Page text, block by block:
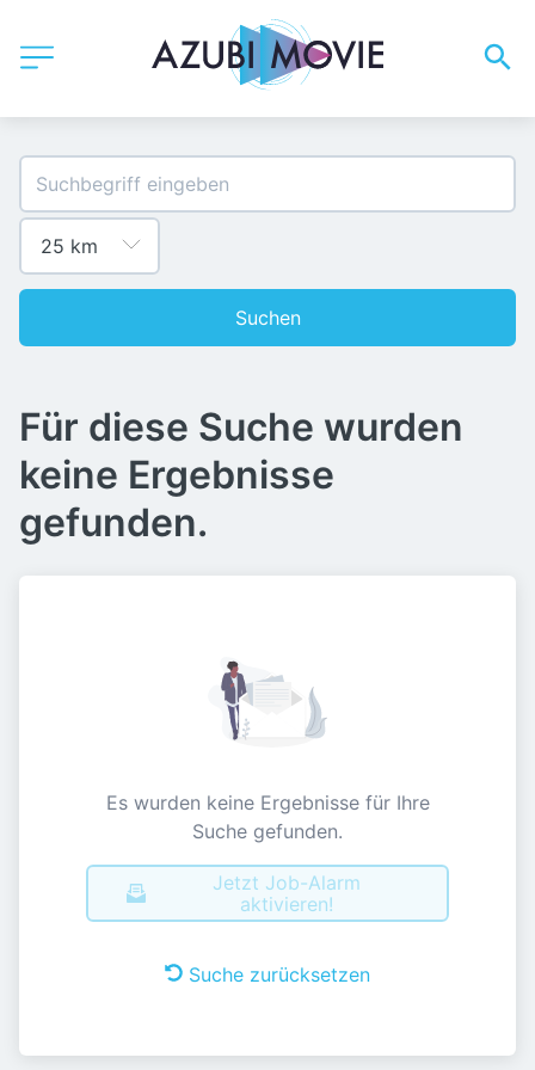
Suchen
Für diese Suche wurden
keine Ergebnisse
gefunden.
Es wurden keine Ergebnisse für Ihre
Suche gefunden.
Jetzt Job-Alarm
aktivieren!
Suche zurücksetzen